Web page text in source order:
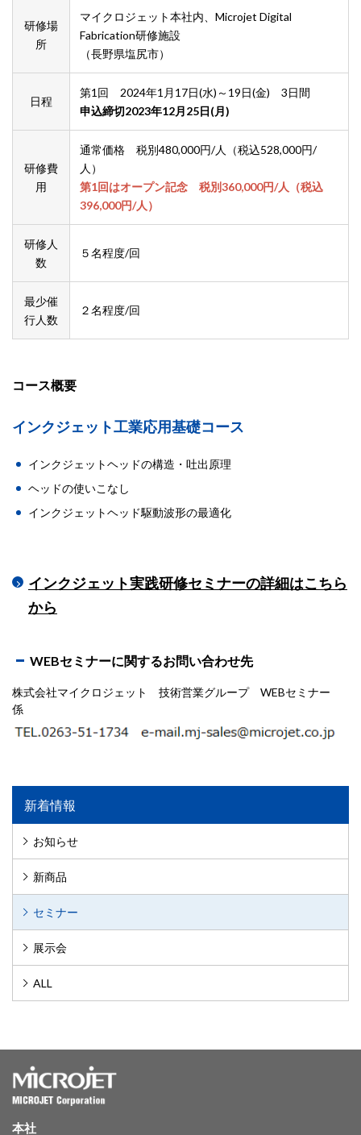
研修場
所
マイクロジェット本社内、Microjet Digital
Fabrication研修施設
（長野県塩尻市）
日程
第1回 2024年1月17日(水)～19日(金) 3日間
申込締切2023年12月25日(月)
研修費
用
通常価格 税別480,000円/人（税込528,000円/
人）
第1回はオープン記念 税別360,000円/人（税込
396,000円/人）
研修人
数
５名程度/回
最少催
行人数
２名程度/回
コース概要
インクジェット工業応用基礎コース
インクジェットヘッドの構造・吐出原理
ヘッドの使いこなし
インクジェットヘッド駆動波形の最適化
インクジェット実践研修セミナーの詳細はこちら
から
WEBセミナーに関するお問い合わせ先
株式会社マイクロジェット 技術営業グループ WEBセミナー
係
新着情報
お知らせ
新商品
セミナー
展示会
ALL
本社